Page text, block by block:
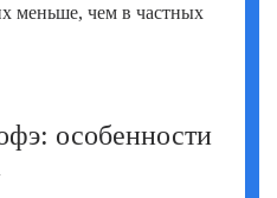
меньше, чем в частных
особенности